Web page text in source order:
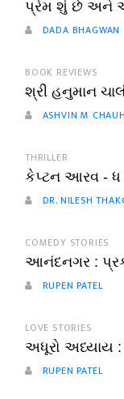
પ્રેમ શું છે અને
DADA BHAGWAN
BOOK REVIEWS
શ્રી હનુમાન
ASHVIN M
THRILLER
કેપ્ટન આરવ - ધ
DR. NILESH
COMEDY STORIES
આનંદનગર :
RUPEN PATEL
LOVE STORIES
અધૂરો અધ્યાય
RUPEN PATEL